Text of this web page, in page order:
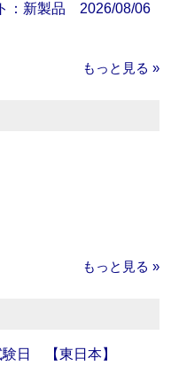
：新製品 2026/08/06
もっと見る »
もっと見る »
日 【東日本】